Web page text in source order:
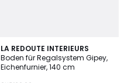
LA REDOUTE INTERIEURS
Boden für Regalsystem Gipey,
Eichenfurnier, 140 cm